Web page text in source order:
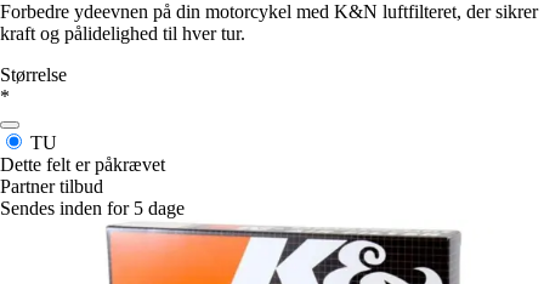
Forbedre ydeevnen på din motorcykel med K&N luftfilteret, der sikrer
kraft og pålidelighed til hver tur.
Størrelse
*
TU
Dette felt er påkrævet
Partner tilbud
Sendes inden for 5 dage